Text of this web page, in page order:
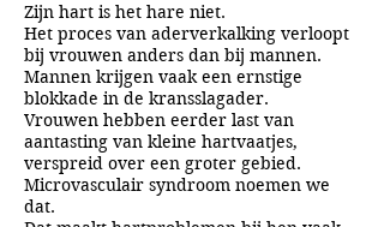
Zijn hart is het hare niet.
Het proces van aderverkalking verloopt
bij vrouwen anders dan bij mannen.
Mannen krijgen vaak een ernstige
blokkade in de kransslagader.
Vrouwen hebben eerder last van
aantasting van kleine hartvaatjes,
verspreid over een groter gebied.
Microvasculair syndroom noemen we
dat.